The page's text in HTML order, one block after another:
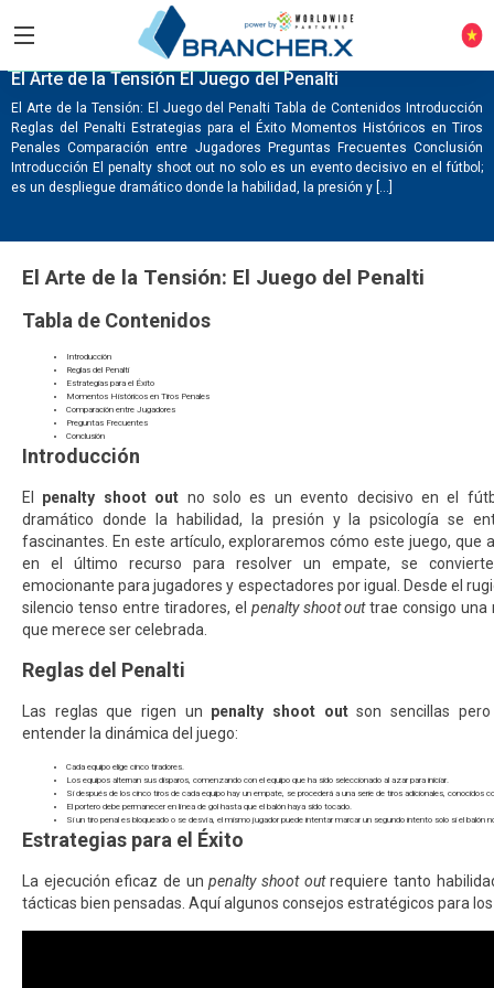
PENALTYSHOOTOUTESPANA.COM
El Arte de la Tensión El Juego del Penalti
El Arte de la Tensión: El Juego del Penalti Tabla de Contenidos Introducción
Reglas del Penalti Estrategias para el Éxito Momentos Históricos en Tiros
Penales Comparación entre Jugadores Preguntas Frecuentes Conclusión
Introducción El penalty shoot out no solo es un evento decisivo en el fútbol;
es un despliegue dramático donde la habilidad, la presión y […]
El Arte de la Tensión: El Juego del Penalti
Tabla de Contenidos
Introducción
Reglas del Penalti
Estrategias para el Éxito
Momentos Históricos en Tiros Penales
Comparación entre Jugadores
Preguntas Frecuentes
Conclusión
Introducción
El penalty shoot out no solo es un evento decisivo en el
dramático donde la habilidad, la presión y la psicología se
fascinantes. En este artículo, exploraremos cómo este juego, que
en el último recurso para resolver un empate, se
emocionante para jugadores y espectadores por igual. Desde el
silencio tenso entre tiradores, el penalty shoot outtrae consigo una
que merece ser celebrada.
Reglas del Penalti
Las reglas que rigen un penalty shoot outson sencillas pero
entender la dinámica del juego:
Cada equipo elige cinco tiradores.
Los equipos alternan sus disparos, comenzando con el equipo que ha sido seleccionado al azar para iniciar.
Si después de los cinco tiros de cada equipo hay un empate, se procederá a una serie de tiros adicionales, conocidos
El portero debe permanecer en línea de gol hasta que el balón haya sido tocado.
Si un tiro penal es bloqueado o se desvía, el mismo jugador puede intentar marcar un segundo intento solo si el balón
Estrategias para el Éxito
La ejecución eficaz de unpenalty shoot outrequiere tanto
tácticas bien pensadas. Aquí algunos consejos estratégicos para